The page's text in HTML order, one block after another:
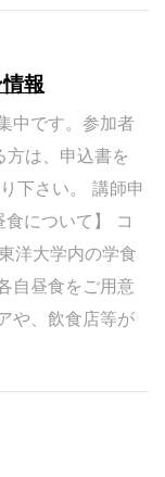
報
中です。参加者
方は、申込書を
下さい。 講師申
食について】 コ
洋大学内の学食
自昼食をご用意
や、飲食店等が